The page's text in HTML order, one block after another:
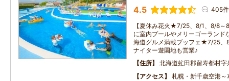
4.5 405件
【夏休み花火★7/25、8/1、8/8～
に室内プールやメリーゴーランド
海道グルメ満載ブッフェ★7/25、
ナイター遊園地も営業♪
住所
北海道虻田郡留寿都村字
アクセス
札幌・新千歳空港